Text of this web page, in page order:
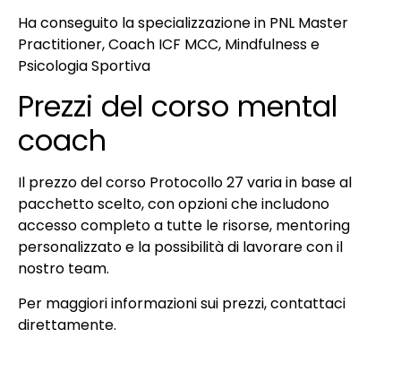
Ha conseguito la specializzazione in PNL Master
Practitioner, Coach ICF MCC, Mindfulness e
Psicologia Sportiva
Prezzi del corso mental
coach
Il prezzo del corso Protocollo 27 varia in base al
pacchetto scelto, con opzioni che includono
accesso completo a tutte le risorse, mentoring
personalizzato e la possibilità di lavorare con il
nostro team.
Per maggiori informazioni sui prezzi, contattaci
direttamente.